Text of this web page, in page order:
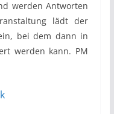
werden Antworten
lädt der
bei dem dann in
werden kann. PM